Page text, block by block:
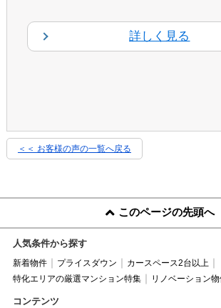
詳しく見る
＜＜ お客様の声の一覧へ戻る
このページの先頭へ
人気条件から探す
新着物件 プライスダウン
カースペース2台以上
特化エリアの厳選マンション特集
リノベーション
コンテンツ